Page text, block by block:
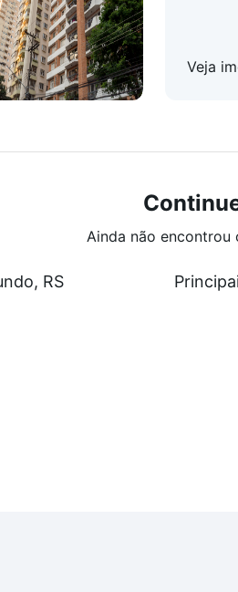
Veja
Ainda não encontrou
RS